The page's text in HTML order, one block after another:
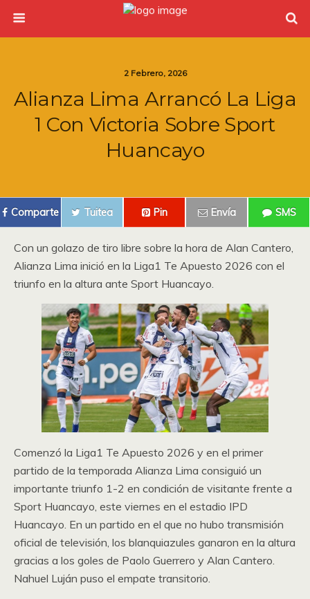
2 Febrero, 2026
Alianza Lima Arrancó La Liga
1 Con Victoria Sobre Sport
Huancayo
Comparte Tuitea Pin Envía SMS
Con un golazo de tiro libre sobre la hora de Alan Cantero,
Alianza Lima inició en la Liga1 Te Apuesto 2026 con el
triunfo en la altura ante Sport Huancayo.
Comenzó la Liga1 Te Apuesto 2026 y en el primer
partido de la temporada Alianza Lima consiguió un
importante triunfo 1-2 en condición de visitante frente a
Sport Huancayo, este viernes en el estadio IPD
Huancayo. En un partido en el que no hubo transmisión
oficial de televisión, los blanquiazules ganaron en la altura
gracias a los goles de Paolo Guerrero y Alan Cantero.
Nahuel Luján puso el empate transitorio.